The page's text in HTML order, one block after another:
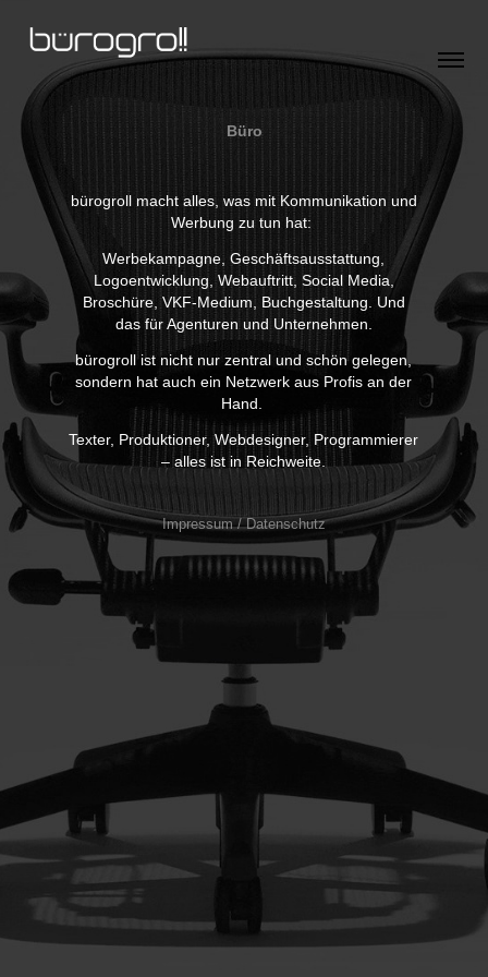
Büro
bürogroll macht alles, was mit Kommunikation und
Werbung zu tun hat:
Werbekampagne, Geschäftsausstattung,
Logoentwicklung, Webauftritt, Social Media,
Broschüre, VKF-Medium, Buchgestaltung. Und
das für Agenturen und Unternehmen.
bürogroll ist nicht nur zentral und schön gelegen,
sondern hat auch ein Netzwerk aus Profis an der
Hand.
Texter, Produktioner, Webdesigner, Programmierer
– alles ist in Reichweite.
Impressum / Datenschutz